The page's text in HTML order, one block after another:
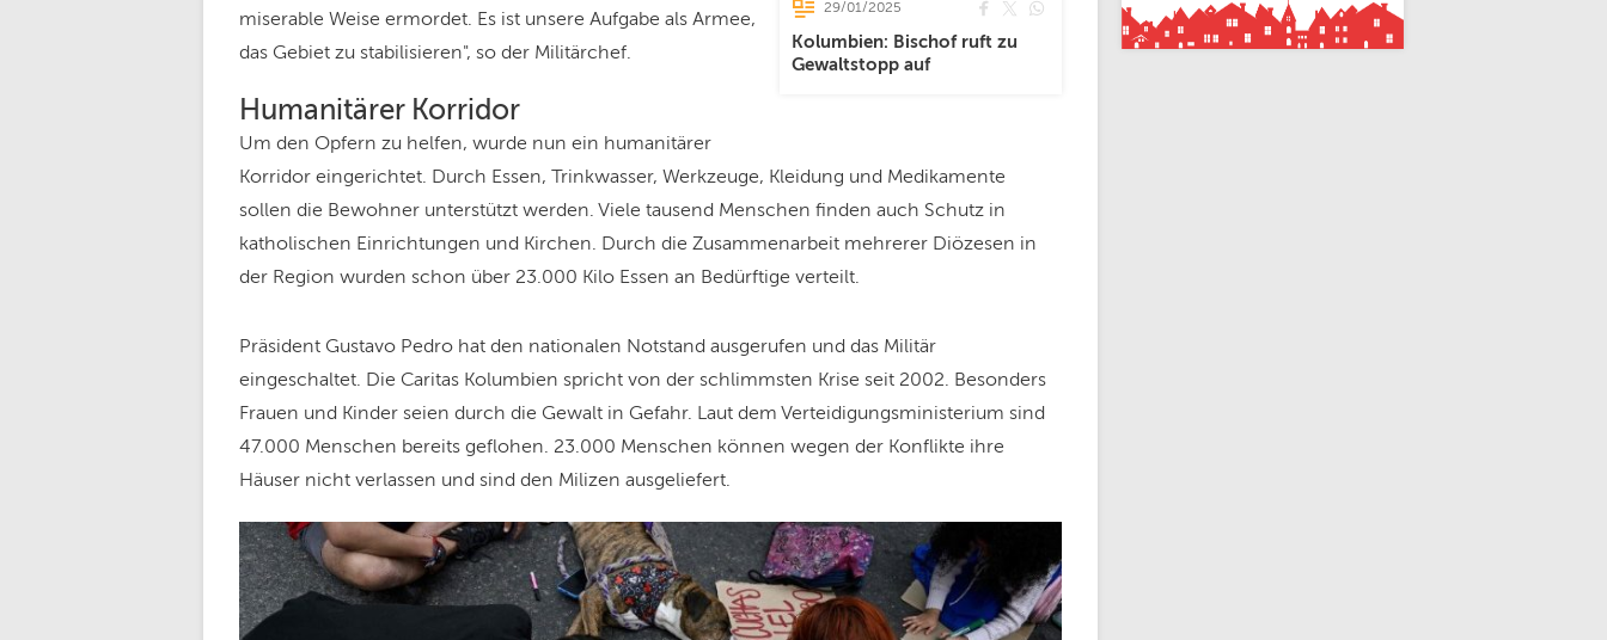
29/01/2025
Kolumbien: Bischof ruft zu
Gewaltstopp auf
miserable Weise ermordet. Es ist unsere Aufgabe als Armee,
das Gebiet zu stabilisieren", so der Militärchef.
Humanitärer Korridor
Um den Opfern zu helfen, wurde nun ein humanitärer
Korridor eingerichtet. Durch Essen, Trinkwasser, Werkzeuge, Kleidung und Medikamente
sollen die Bewohner unterstützt werden. Viele tausend Menschen finden auch Schutz in
katholischen Einrichtungen und Kirchen. Durch die Zusammenarbeit mehrerer Diözesen in
der Region wurden schon über 23.000 Kilo Essen an Bedürftige verteilt.
Präsident Gustavo Pedro hat den nationalen Notstand ausgerufen und das Militär
eingeschaltet. Die Caritas Kolumbien spricht von der schlimmsten Krise seit 2002. Besonders
Frauen und Kinder seien durch die Gewalt in Gefahr. Laut dem Verteidigungsministerium sind
47.000 Menschen bereits geflohen. 23.000 Menschen können wegen der Konflikte ihre
Häuser nicht verlassen und sind den Milizen ausgeliefert.